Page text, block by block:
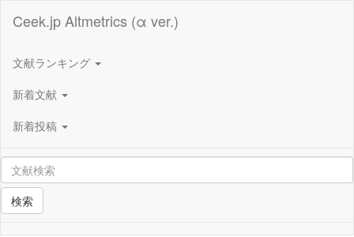
Ceek.jp Altmetrics (α ver.)
文献ランキング
新着文献
新着投稿
検索